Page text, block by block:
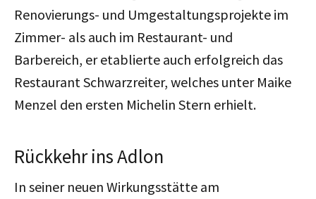
Renovierungs- und Umgestaltungsprojekte im
Zimmer- als auch im Restaurant- und
Barbereich, er etablierte auch erfolgreich das
Restaurant Schwarzreiter, welches unter Maike
Menzel den ersten Michelin Stern erhielt.
Rückkehr ins Adlon
In seiner neuen Wirkungsstätte am